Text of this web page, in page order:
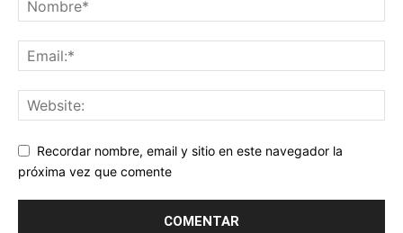
Recordar nombre, email y sitio en este navegador la
próxima vez que comente